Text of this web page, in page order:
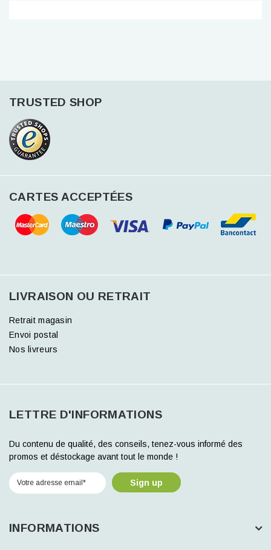
TRUSTED SHOP
CARTES ACCEPTÉES
LIVRAISON OU RETRAIT
Retrait magasin
Envoi postal
Nos livreurs
LETTRE D'INFORMATIONS
Du contenu de qualité, des conseils, tenez-vous informé des
promos et déstockage avant tout le monde !
Sign up
INFORMATIONS